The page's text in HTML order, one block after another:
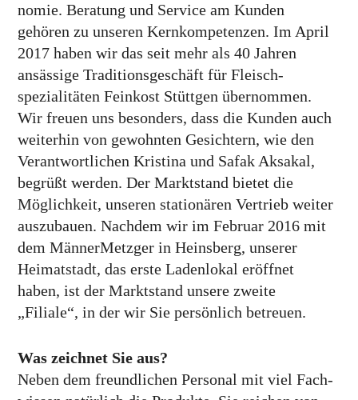
nomie. Beratung und Service am Kunden
gehören zu unseren Kern­kompetenzen. Im April
2017 haben wir das seit mehr als 40 Jahren
ansässige Traditions­geschäft für Fleisch­
spezialitäten Feinkost Stüttgen über­nommen.
Wir freuen uns besonders, dass die Kunden auch
weiter­hin von gewohnten Gesichtern, wie den
Verant­wort­lichen Kristina und Safak Aksakal,
begrüßt werden. Der Markt­stand bietet die
Möglich­keit, unseren stationären Vertrieb weiter
auszu­bauen. Nachdem wir im Februar 2016 mit
dem Männer­Metzger in Heins­berg, unserer
Heimat­stadt, das erste Laden­lokal eröffnet
haben, ist der Markt­stand unsere zweite
„Filiale“, in der wir Sie persönlich betreuen.
Was zeichnet Sie aus?
Neben dem freund­lichen Personal mit viel Fach­